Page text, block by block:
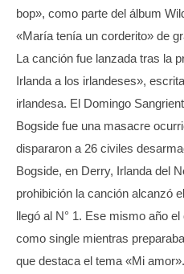
bop», como parte del álbum
«María tenía un corderito» de
La canción fue lanzada tras la
Irlanda a los irlandeses»,
irlandesa. El Domingo
Bogside​ fue una masacre
dispararon a 26 civiles
Bogside, en Derry, Irlanda del
prohibición la canción alcanzó
llegó al N° 1. Ese mismo año
como single mientras
que destaca el tema «Mi amor».